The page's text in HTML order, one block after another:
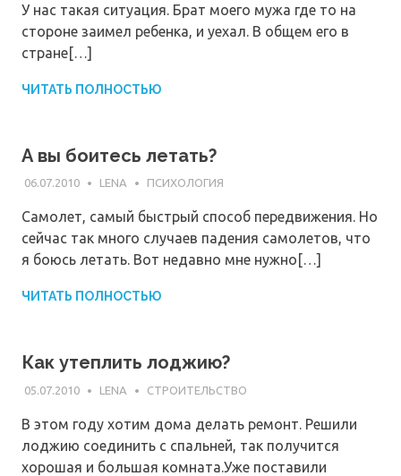
У нас такая ситуация. Брат моего мужа где то на
стороне заимел ребенка, и уехал. В общем его в
стране[…]
ЧИТАТЬ ПОЛНОСТЬЮ
А вы боитесь летать?
06.07.2010 LENA ПСИХОЛОГИЯ
Самолет, самый быстрый способ передвижения. Но
сейчас так много случаев падения самолетов, что
я боюсь летать. Вот недавно мне нужно[…]
ЧИТАТЬ ПОЛНОСТЬЮ
Как утеплить лоджию?
05.07.2010 LENA СТРОИТЕЛЬСТВО
В этом году хотим дома делать ремонт. Решили
лоджию соединить с спальней, так получится
хорошая и большая комната.Уже поставили